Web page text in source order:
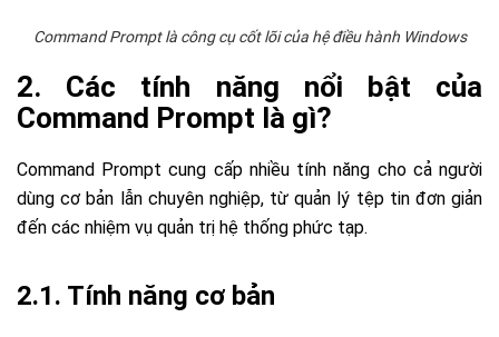
Command Prompt là công cụ cốt lõi của hệ điều hành Windows
2. Các tính năng nổi bật của
Command Prompt là gì?
Command Prompt cung cấp nhiều tính năng cho cả người
dùng cơ bản lẫn chuyên nghiệp, từ quản lý tệp tin đơn giản
đến các nhiệm vụ quản trị hệ thống phức tạp.
2.1. Tính năng cơ bản